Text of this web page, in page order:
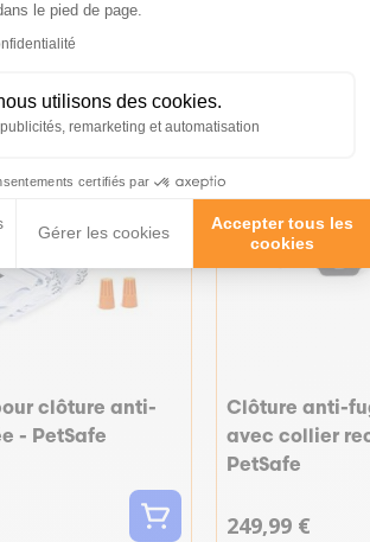
le pied de page.
utilisons des cookies.
remarketing et automatisation
certifiés par
Gérer les cookies
Accepter tous les
cookies
Axeptio consent
clôture anti-
- PetSafe
Clôture anti-
avec collier
PetSafe
249,99 €